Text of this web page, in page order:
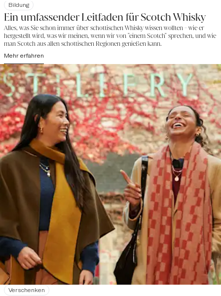
Bildung
Ein umfassender Leitfaden für Scotch Whisky
Alles, was Sie schon immer über schottischen Whisky wissen wollten - wie er
hergestellt wird, was wir meinen, wenn wir von "einem Scotch" sprechen, und wie
man Scotch aus allen schottischen Regionen genießen kann.
Mehr erfahren
Verschenken